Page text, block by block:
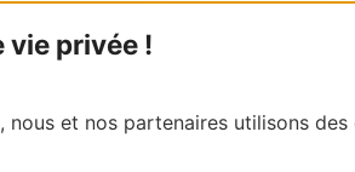
privée !
nous et nos partenaires utilisons